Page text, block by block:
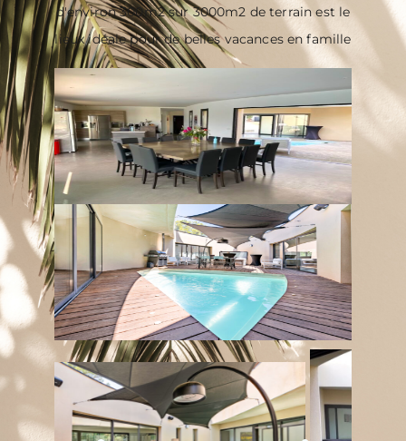
d'environ 300m2 sur 3000m2 de terrain est le
lieux idéale pour de belles vacances en famille